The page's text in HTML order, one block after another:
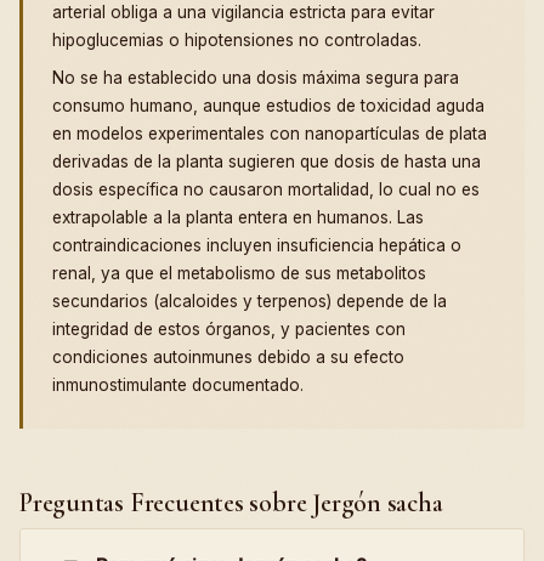
arterial obliga a una vigilancia estricta para evitar
hipoglucemias o hipotensiones no controladas.
No se ha establecido una dosis máxima segura para
consumo humano, aunque estudios de toxicidad aguda
en modelos experimentales con nanopartículas de plata
derivadas de la planta sugieren que dosis de hasta una
dosis específica no causaron mortalidad, lo cual no es
extrapolable a la planta entera en humanos. Las
contraindicaciones incluyen insuficiencia hepática o
renal, ya que el metabolismo de sus metabolitos
secundarios (alcaloides y terpenos) depende de la
integridad de estos órganos, y pacientes con
condiciones autoinmunes debido a su efecto
inmunostimulante documentado.
Preguntas Frecuentes sobre Jergón sacha